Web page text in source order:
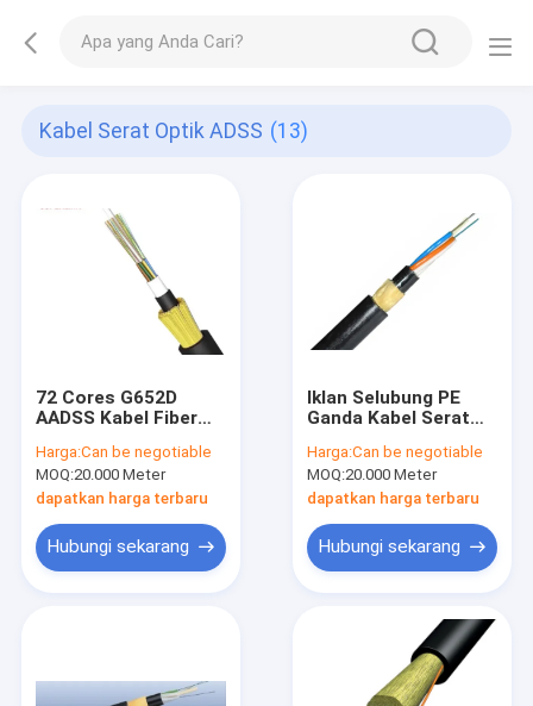
Kabel Serat Optik ADSS (13)
72 Cores G652D
AADSS Kabel Fiber
Dielektrik Self
Supporting Aerial
Harga:Can be negotiable
MOQ:20.000 Meter
dapatkan harga terbaru
Hubungi sekarang
Iklan Selubung PE
Ganda Kabel Serat
Model Tunggal
Semua Dielektrik
Mandiri
Harga:Can be negotiable
MOQ:20.000 Meter
dapatkan harga terbaru
Hubungi sekarang